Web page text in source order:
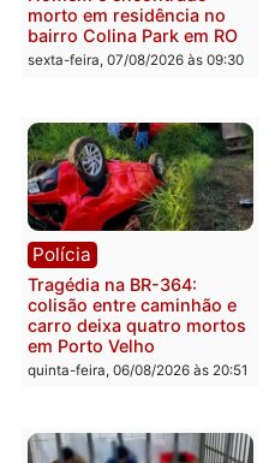
Casal é preso pela PRF
com mais de 72 quilos de
mercúrio escondidos em
Polícia
Homem é encontrado
morto em residência no
bairro Colina Park em RO